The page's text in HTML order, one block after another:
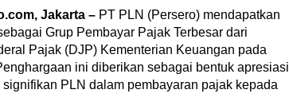
Jakarta – PT PLN (Persero) mendapatkan
Grup Pembayar Pajak Terbesar dari
Pajak (DJP) Kementerian Keuangan pada
ini diberikan sebagai bentuk apresiasi
PLN dalam pembayaran pajak kepada